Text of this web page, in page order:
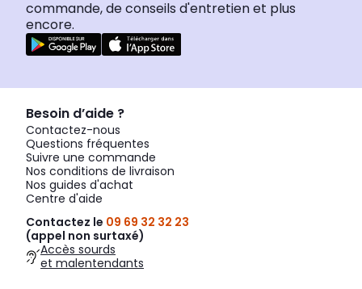
commande, de conseils d'entretien et plus
encore.
Besoin d’aide ?
Contactez-nous
Questions fréquentes
Suivre une commande
Nos conditions de livraison
Nos guides d'achat
Centre d'aide
Contactez le 09 69 32 32 23
(appel non surtaxé)
Accès sourds
et malentendants